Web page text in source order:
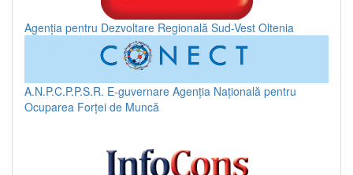
Agenția pentru Dezvoltare Regională Sud-Vest Oltenia
A.N.P.C.P.P.S.R. E-guvernare Agenția Națională pentru
Ocuparea Forței de Muncă